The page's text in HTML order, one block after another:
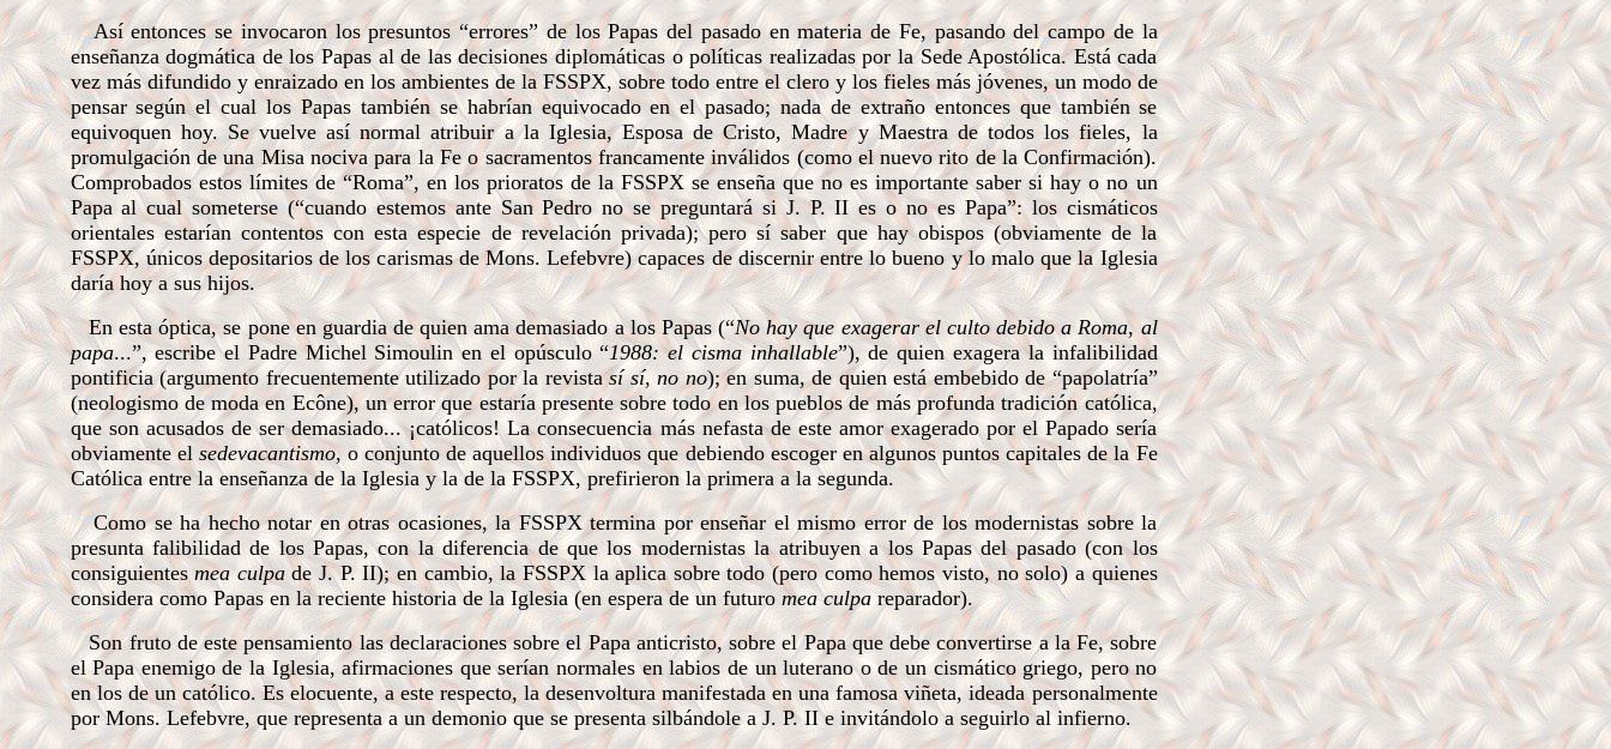
Así entonces se invocaron los presuntos “errores” de los Papas del pasado en materia de Fe, pasando del campo de la
enseñanza dogmática de los Papas al de las decisiones diplomáticas o políticas realizadas por la Sede Apostólica. Está cada
vez más difundido y enraizado en los ambientes de la FSSPX, sobre todo entre el clero y los fieles más jóvenes, un modo de
pensar según el cual los Papas también se habrían equivocado en el pasado; nada de extraño entonces que también se
equivoquen hoy. Se vuelve así normal atribuir a la Iglesia, Esposa de Cristo, Madre y Maestra de todos los fieles, la
promulgación de una Misa nociva para la Fe o sacramentos francamente inválidos (como el nuevo rito de la Confirmación).
Comprobados estos límites de “Roma”, en los prioratos de la FSSPX se enseña que no es importante saber si hay o no un
Papa al cual someterse (“cuando estemos ante San Pedro no se preguntará si J. P. II es o no es Papa”: los cismáticos
orientales estarían contentos con esta especie de revelación privada); pero sí saber que hay obispos (obviamente de la
FSSPX, únicos depositarios de los carismas de Mons. Lefebvre) capaces de discernir entre lo bueno y lo malo que la Iglesia
daría hoy a sus hijos.
En esta óptica, se pone en guardia de quien ama demasiado a los Papas (“No hay que exagerar el culto debido a Roma, al
papa...”, escribe el Padre Michel Simoulin en el opúsculo “1988: el cisma inhallable”), de quien exagera la infalibilidad
pontificia (argumento frecuentemente utilizado por la revistasí sí, no no); en suma, de quien está embebido de “papolatría”
(neologismo de moda en Ecône), un error que estaría presente sobre todo en los pueblos de más profunda tradición católica,
que son acusados de ser demasiado... ¡católicos! La consecuencia más nefasta de este amor exagerado por el Papado sería
obviamente el sedevacantismo, o conjunto de aquellos individuos que debiendo escoger en algunos puntos capitales de la Fe
Católica entre la enseñanza de la Iglesia y la de la FSSPX, prefirieron la primera a la segunda.
Como se ha hecho notar en otras ocasiones, la FSSPX termina por enseñar el mismo error de los modernistas sobre la
presunta falibilidad de los Papas, con la diferencia de que los modernistas la atribuyen a los Papas del pasado (con los
consiguientesmea culpade J. P. II); en cambio, la FSSPX la aplica sobre todo (pero como hemos visto, no solo) a quienes
considera como Papas en la reciente historia de la Iglesia (en espera de un futuro mea culpa reparador).
Son fruto de este pensamiento las declaraciones sobre el Papa anticristo, sobre el Papa que debe convertirse a la Fe, sobre
el Papa enemigo de la Iglesia, afirmaciones que serían normales en labios de un luterano o de un cismático griego, pero no
en los de un católico.Es elocuente, a este respecto, la desenvoltura manifestada en una famosa viñeta, ideada personalmente
por Mons. Lefebvre, que representa a un demonio que se presenta silbándole a J. P. II e invitándolo a seguirlo al infierno.